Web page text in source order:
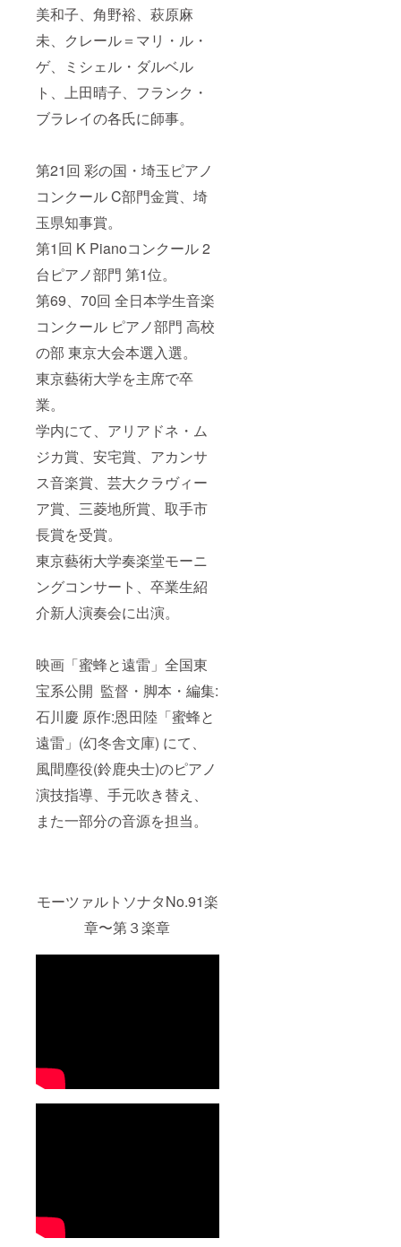
美和子、角野裕、萩原麻
未、クレール＝マリ・ル・
ゲ、ミシェル・ダルベル
ト、上田晴子、フランク・
ブラレイの各氏に師事。
第21回 彩の国・埼玉ピアノ
コンクール C部門金賞、埼
玉県知事賞。
第1回 K Pianoコンクール 2
台ピアノ部門 第1位。
第69、70回 全日本学生音楽
コンクール ピアノ部門 高校
の部 東京大会本選入選。
東京藝術大学を主席で卒
業。
学内にて、アリアドネ・ム
ジカ賞、安宅賞、アカンサ
ス音楽賞、芸大クラヴィー
ア賞、三菱地所賞、取手市
長賞を受賞。
東京藝術大学奏楽堂モーニ
ングコンサート、卒業生紹
介新人演奏会に出演。
映画「蜜蜂と遠雷」全国東
宝系公開 監督・脚本・編集:
石川慶 原作:恩田陸「蜜蜂と
遠雷」(幻冬舎文庫) にて、
風間塵役(鈴鹿央士)のピアノ
演技指導、手元吹き替え、
また一部分の音源を担当。
モーツァルトソナタNo.91楽
章〜第３楽章